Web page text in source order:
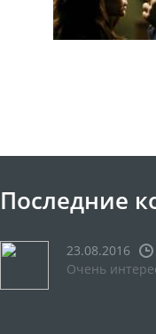
Последние
23.08.2016
Очень